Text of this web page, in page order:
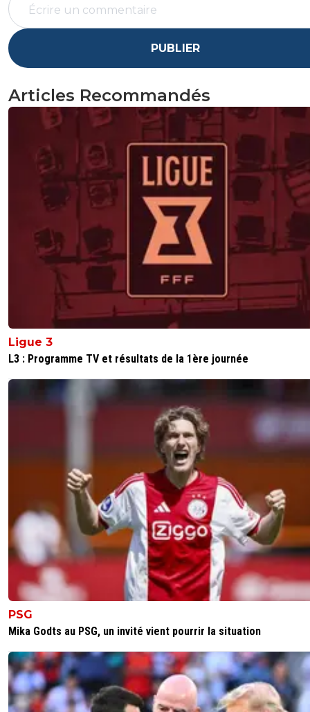
PUBLIER
Articles Recommandés
Ligue 3
L3 : Programme TV et résultats de la 1ère journée
PSG
Mika Godts au PSG, un invité vient pourrir la situation